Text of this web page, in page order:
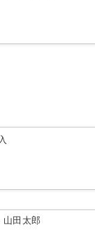
田太郎